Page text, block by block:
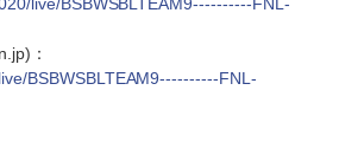
：
BSBWSBLTEAM9----------FNL-